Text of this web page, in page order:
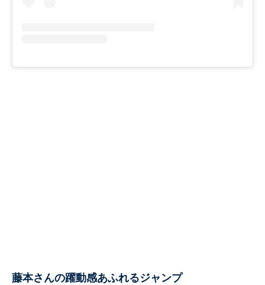
藤本さんの躍動感あふれるジャンプ